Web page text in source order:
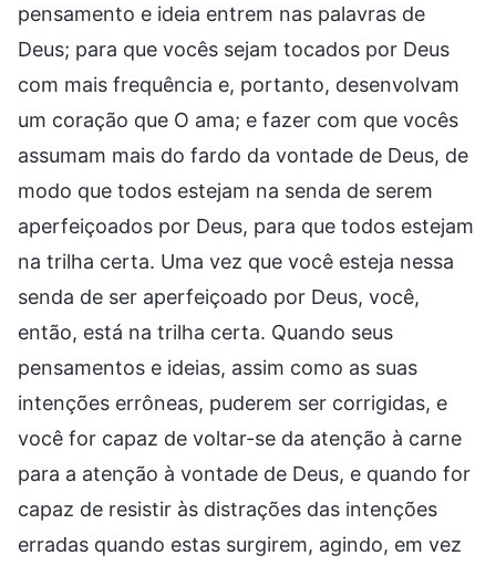
pensamento e ideia entrem nas palavras de
Deus; para que vocês sejam tocados por Deus
com mais frequência e, portanto, desenvolvam
um coração que O ama; e fazer com que vocês
assumam mais do fardo da vontade de Deus, de
modo que todos estejam na senda de serem
aperfeiçoados por Deus, para que todos estejam
na trilha certa. Uma vez que você esteja nessa
senda de ser aperfeiçoado por Deus, você,
então, está na trilha certa. Quando seus
pensamentos e ideias, assim como as suas
intenções errôneas, puderem ser corrigidas, e
você for capaz de voltar-se da atenção à carne
para a atenção à vontade de Deus, e quando for
capaz de resistir às distrações das intenções
erradas quando estas surgirem, agindo, em vez